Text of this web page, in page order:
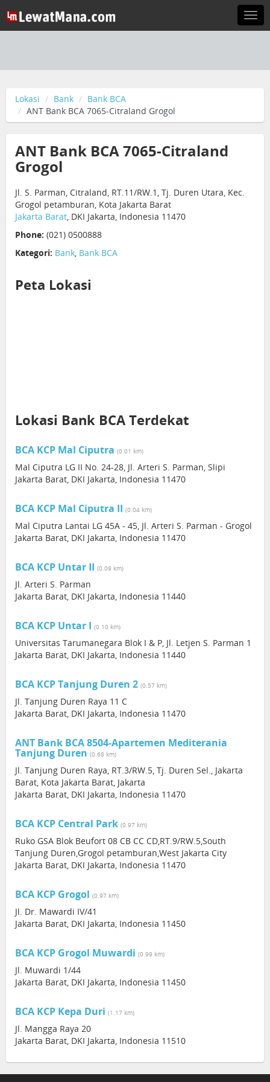
Lokasi Bank
Bank BCA
ANT Bank BCA 7065-Citraland Grogol
ANT Bank BCA 7065-Citraland
Grogol
Jl. S. Parman, Citraland, RT.11/RW.1, Tj. Duren Utara, Kec.
Grogol petamburan, Kota Jakarta Barat
Jakarta Barat, DKI Jakarta, Indonesia 11470
Phone: (021) 0500888
Kategori: Bank, Bank BCA
Peta Lokasi
Lokasi Bank BCA Terdekat
BCA KCP Mal Ciputra (0.01 km)
Mal Ciputra LG II No. 24-28, Jl. Arteri S. Parman, Slipi
Jakarta Barat, DKI Jakarta, Indonesia 11470
BCA KCP Mal Ciputra II (0.04 km)
Mal Ciputra Lantai LG 45A - 45, Jl. Arteri S. Parman - Grogol
Jakarta Barat, DKI Jakarta, Indonesia 11470
BCA KCP Untar II (0.09 km)
Jl. Arteri S. Parman
Jakarta Barat, DKI Jakarta, Indonesia 11440
BCA KCP Untar I (0.10 km)
Universitas Tarumanegara Blok I & P, Jl. Letjen S. Parman 1
Jakarta Barat, DKI Jakarta, Indonesia 11440
BCA KCP Tanjung Duren 2 (0.57 km)
Jl. Tanjung Duren Raya 11 C
Jakarta Barat, DKI Jakarta, Indonesia 11470
ANT Bank BCA 8504-Apartemen Mediterania
Tanjung Duren (0.68 km)
Jl. Tanjung Duren Raya, RT.3/RW.5, Tj. Duren Sel., Jakarta
Barat, Kota Jakarta Barat, Jakarta
Jakarta Barat, DKI Jakarta, Indonesia 11470
BCA KCP Central Park (0.97 km)
Ruko GSA Blok Beufort 08 CB CC CD,RT.9/RW.5,South
Tanjung Duren,Grogol petamburan,West Jakarta City
Jakarta Barat, DKI Jakarta, Indonesia 11470
BCA KCP Grogol (0.97 km)
Jl. Dr. Mawardi IV/41
Jakarta Barat, DKI Jakarta, Indonesia 11450
BCA KCP Grogol Muwardi (0.99 km)
Jl. Muwardi 1/44
Jakarta Barat, DKI Jakarta, Indonesia 11450
BCA KCP Kepa Duri (1.17 km)
Jl. Mangga Raya 20
Jakarta Barat, DKI Jakarta, Indonesia 11510